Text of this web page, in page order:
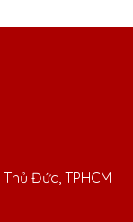
Đức, TPHCM